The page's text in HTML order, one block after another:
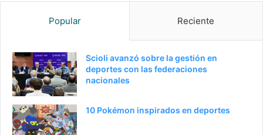
g
a
n
g
n
Popular Reciente
Scioli avanzó sobre la gestión en
deportes con las federaciones
nacionales
10 Pokémon inspirados en deportes